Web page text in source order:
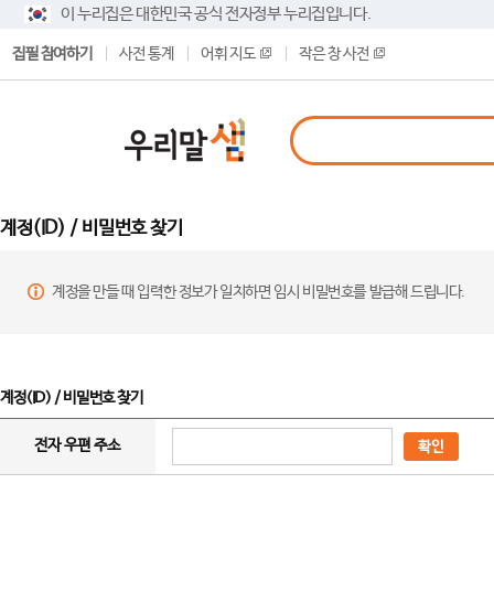
이 누리집은 대한민국 공식 전자정부 누리집입니다.
집필 참여하기 사전 통계 어휘 지도 작은 창 사전
계정(ID) / 비밀번호 찾기
계정을 만들 때 입력한 정보가 일치하면 임시 비밀번호를 발급해 드립니다.
계정(ID) / 비밀번호 찾기
전자 우편 주소 확인